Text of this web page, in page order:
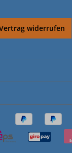
widerrufen